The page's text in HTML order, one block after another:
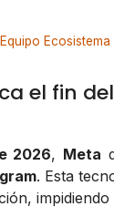
Equipo Ecosistema
el fin
2026, Meta
. Esta